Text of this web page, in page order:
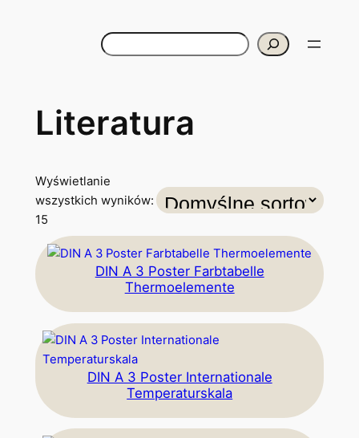
Szukaj
Literatura
Wyświetlanie
wszystkich wyników:
15
DIN A 3 Poster Farbtabelle
Thermoelemente
DIN A 3 Poster Internationale
Temperaturskala